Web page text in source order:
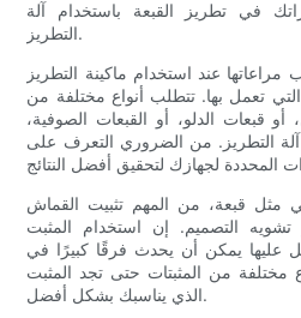
في تطريز القبعة باستخدام آلة
التطريز.
مراعاتها عند استخدام ماكينة التطريز
تعمل بها. تتطلب أنواع مختلفة من
أو قبعات الدلو، أو القبعات الصوفية،
التطريز. من الضروري التعرف على
مثل قبعة، من المهم تثبيت القماش
التصميم. إن استخدام المثبت
عليها يمكن أن يحدث فرقًا كبيرًا في
مختلفة من المثبتات حتى تجد المثبت
الذي يناسبك بشكل أفضل.